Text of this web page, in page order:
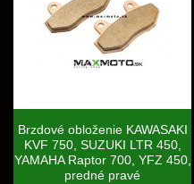
Brzdové obloženie KAWASAKI
KVF 750, SUZUKI LTR 450,
YAMAHA Raptor 700, YFZ 450,
predné pravé